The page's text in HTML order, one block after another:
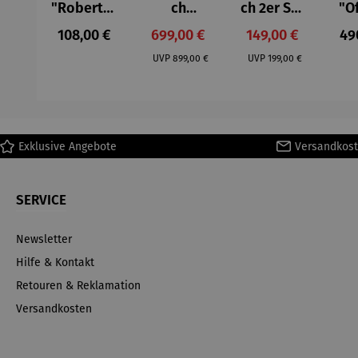
"Roberta"
– Anna
Mütz
Regulärer Preis:
108,00 €
ch
Aluminium
– Valor
Verkaufspreis:
699,00 €
UVP Regulärer Preis:
899,00 €
ch 2er Set
– Dalias
Verkaufspreis:
149,00 €
UVP Regulärer Preis:
199,00 €
Exklusive Angebote
SERVICE
Newsletter
Hilfe & Kontakt
Retouren & Reklamation
Versandkosten